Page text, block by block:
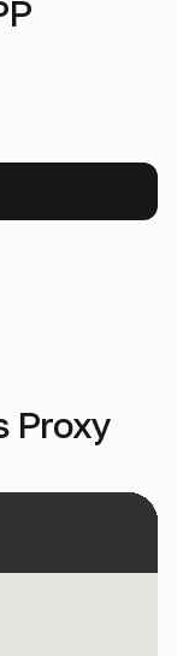
Proxy